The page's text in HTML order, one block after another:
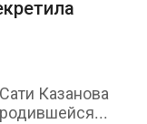
Казанова